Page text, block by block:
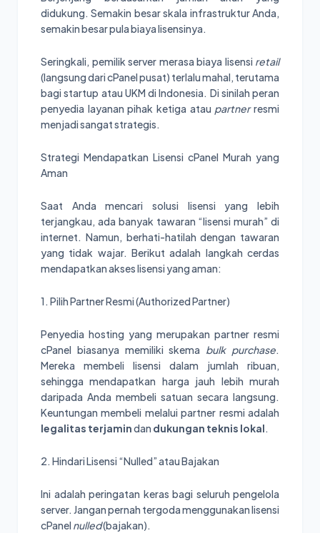
didukung. Semakin besar skala infrastruktur Anda,
semakin besar pula biaya lisensinya.
Seringkali, pemilik server merasa biaya lisensi retail
(langsung dari cPanel pusat) terlalu mahal, terutama
bagi startup atau UKM di Indonesia. Di sinilah peran
penyedia layanan pihak ketiga atau partnerresmi
menjadi sangat strategis.
Strategi Mendapatkan Lisensi cPanel Murah yang
Aman
Saat Anda mencari solusi lisensi yang lebih
terjangkau, ada banyak tawaran “lisensi murah” di
internet. Namun, berhati-hatilah dengan tawaran
yang tidak wajar. Berikut adalah langkah cerdas
mendapatkan akses lisensi yang aman:
1. Pilih Partner Resmi (Authorized Partner)
Penyedia hosting yang merupakan partner resmi
cPanel biasanya memiliki skema bulk purchase.
Mereka membeli lisensi dalam jumlah ribuan,
sehingga mendapatkan harga jauh lebih murah
daripada Anda membeli satuan secara langsung.
Keuntungan membeli melalui partner resmi adalah
legalitas terjamindan dukungan teknis lokal.
2. Hindari Lisensi “Nulled” atau Bajakan
Ini adalah peringatan keras bagi seluruh pengelola
server. Jangan pernah tergoda menggunakan lisensi
cPanel nulled(bajakan).